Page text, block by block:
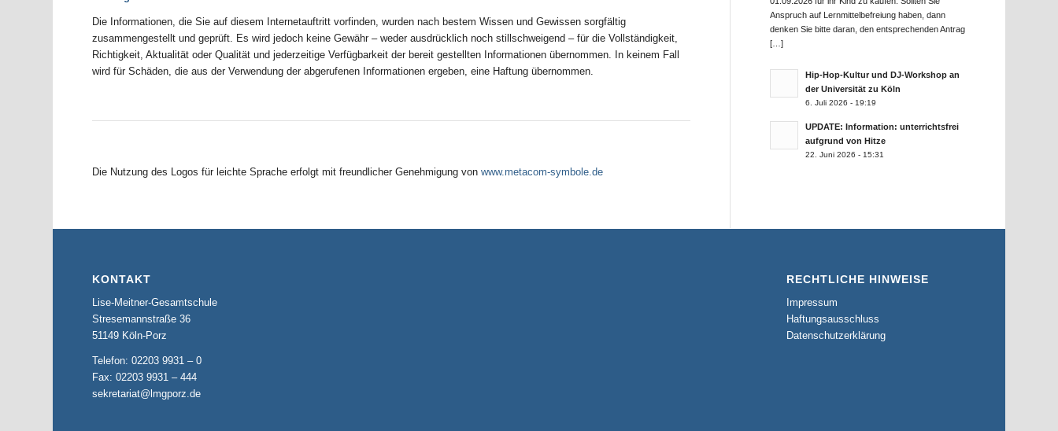
Die Informationen, die Sie auf diesem Internetauftritt vorfinden, wurden nach bestem Wissen und Gewissen sorgfältig
zusammengestellt und geprüft. Es wird jedoch keine Gewähr – weder ausdrücklich noch stillschweigend – für die Vollständigkeit,
Richtigkeit, Aktualität oder Qualität und jederzeitige Verfügbarkeit der bereit gestellten Informationen übernommen. In keinem Fall
wird für Schäden, die aus der Verwendung der abgerufenen Informationen ergeben, eine Haftung übernommen.
Die Nutzung des Logos für leichte Sprache erfolgt mit freundlicher Genehmigung vonwww.metacom-symbole.de
Anspruch auf Lernmittelbefreiung haben, dann
denken Sie bitte daran, den entsprechenden Antrag
[…]
Hip-Hop-Kultur und DJ-Workshop an
der Universität zu Köln
6. Juli 2026 - 19:19
UPDATE: Information: unterrichtsfrei
aufgrund von Hitze
22. Juni 2026 - 15:31
KONTAKT
Lise-Meitner-Gesamtschule
Stresemannstraße 36
51149 Köln-Porz
Telefon: 02203 9931 – 0
Fax: 02203 9931 – 444
sekretariat@lmgporz.de
RECHTLICHE HINWEISE
Impressum
Haftungsausschluss
Datenschutzerklärung